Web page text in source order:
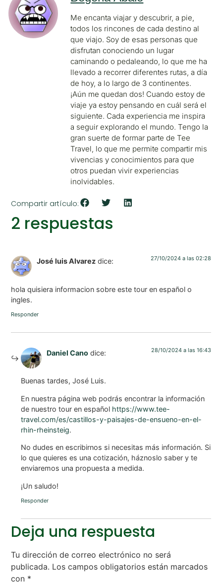
Me encanta viajar y descubrir, a pie,
todos los rincones de cada destino al
que viajo. Soy de esas personas que
disfrutan conociendo un lugar
caminando o pedaleando, lo que me ha
llevado a recorrer diferentes rutas, a día
de hoy, a lo largo de 3 continentes.
¡Aún me quedan dos! Cuando estoy de
viaje ya estoy pensando en cuál será el
siguiente. Cada experiencia me inspira
a seguir explorando el mundo. Tengo la
gran suerte de formar parte de Tee
Travel, lo que me permite compartir mis
vivencias y conocimientos para que
otros puedan vivir experiencias
inolvidables.
Compartir artículo:
2 respuestas
José luis Alvarez dice: 27/10/2024 a las 02:28
hola quisiera informacion sobre este tour en español o
ingles.
Responder
Daniel Cano dice: 28/10/2024 a las 16:43
Buenas tardes, José Luis.
En nuestra página web podrás encontrar la información
de nuestro tour en español https://www.tee-
travel.com/es/castillos-y-paisajes-de-ensueno-en-el-
rhin-rheinsteig.
No dudes en escribirnos si necesitas más información. Si
lo que quieres es una cotización, háznoslo saber y te
enviaremos una propuesta a medida.
¡Un saludo!
Responder
Deja una respuesta
Tu dirección de correo electrónico no será
publicada. Los campos obligatorios están marcados
con *